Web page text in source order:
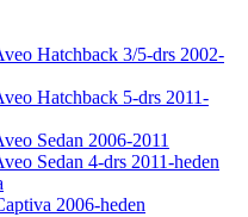
Hatchback 3/5-drs 2002-
Hatchback 5-drs 2011-
Sedan 2006-2011
Sedan 4-drs 2011-heden
2006-heden